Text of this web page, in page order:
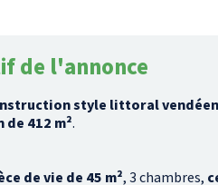
de l'annonce
style littoral vendéen
412 m².
de vie de 45 m², 3 chambres,